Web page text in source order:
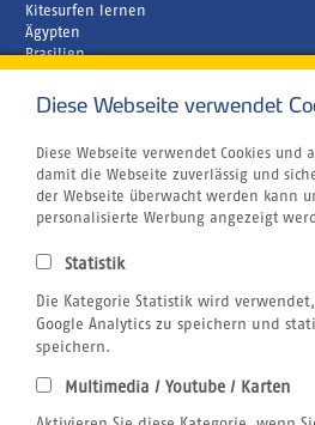
Kitesurfen lernen
Ägypten
Brasilien
Kapverden
Unternehmen
Rund um´s Buchen
Reiseversicherung
Gutschein
Centrum für Reisemedizin
Windsurfen
Wingfoilen
Bildnachweis
Airline Blacklist
Rechtliches
Diese Webseite verwendet
Diese Webseite verwendet Cookies und
damit die Webseite zuverlässig und
der Webseite überwacht werden kann
personalisierte Werbung angezeigt
Statistik
Die Kategorie Statistik wird
Google Analytics zu speichern und
speichern.
Multimedia / Youtube / Karten